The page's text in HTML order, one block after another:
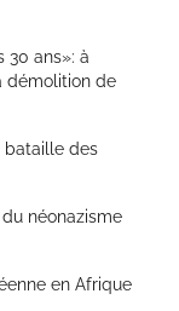
30 ans»: à
démolition de
bataille des
néonazisme
en Afrique